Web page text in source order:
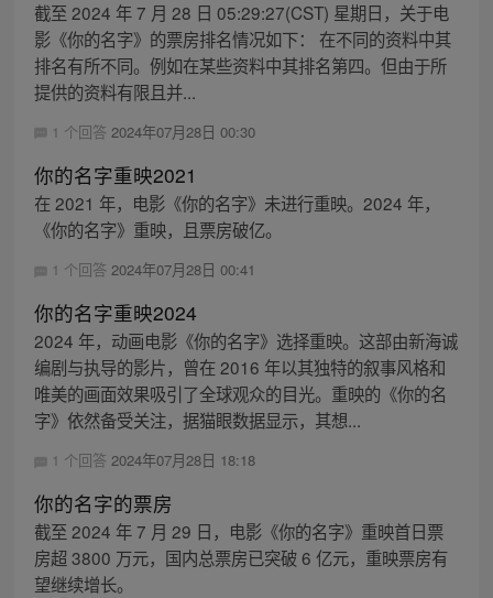
截至 2024 年 7 月 28 日 05:29:27(CST) 星期日，关于电
影《你的名字》的票房排名情况如下： 在不同的资料中其
排名有所不同。例如在某些资料中其排名第四。但由于所
提供的资料有限且并...
1 个回答 2024年07月28日 00:30
你的名字重映2021
在 2021 年，电影《你的名字》未进行重映。2024 年，
《你的名字》重映，且票房破亿。
1 个回答 2024年07月28日 00:41
你的名字重映2024
2024 年，动画电影《你的名字》选择重映。这部由新海诚
编剧与执导的影片，曾在 2016 年以其独特的叙事风格和
唯美的画面效果吸引了全球观众的目光。重映的《你的名
字》依然备受关注，据猫眼数据显示，其想...
1 个回答 2024年07月28日 18:18
你的名字的票房
截至 2024 年 7 月 29 日，电影《你的名字》重映首日票
房超 3800 万元，国内总票房已突破 6 亿元，重映票房有
望继续增长。